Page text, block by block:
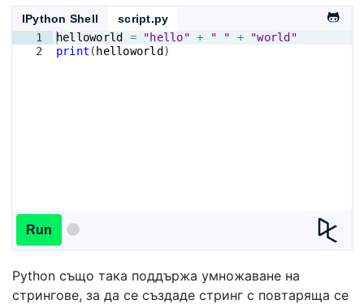
IPython Shell
script.py
1
2
helloworld = "hello" + " " +
"world"
print ( helloworld )
Run
Python също така поддържа умножаване на
стрингове, за да се създаде стринг с повтаряща се